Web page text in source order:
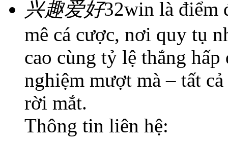
兴趣爱好32win là điểm
mê cá cược, nơi quy tụ
cao cùng tỷ lệ thắng
nghiệm mượt mà – tất
rời mắt.
Thông tin liên hệ: